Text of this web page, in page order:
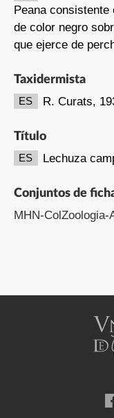
Peana consistente
de color negro
que ejerce de
Taxidermista
ES R. Curats,
Título
ES Lechuza
Conjuntos de
MHN-ColZoologia-